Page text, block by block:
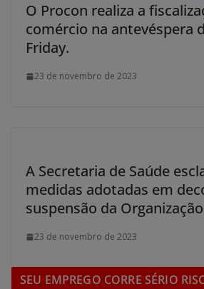
O Procon realiza a
comércio na antevéspera
Friday.
23 de novembro de 2023
A Secretaria de Saúde
medidas adotadas em
suspensão da
23 de novembro de 2023
SEU EMPREGO CORRE SÉRIO